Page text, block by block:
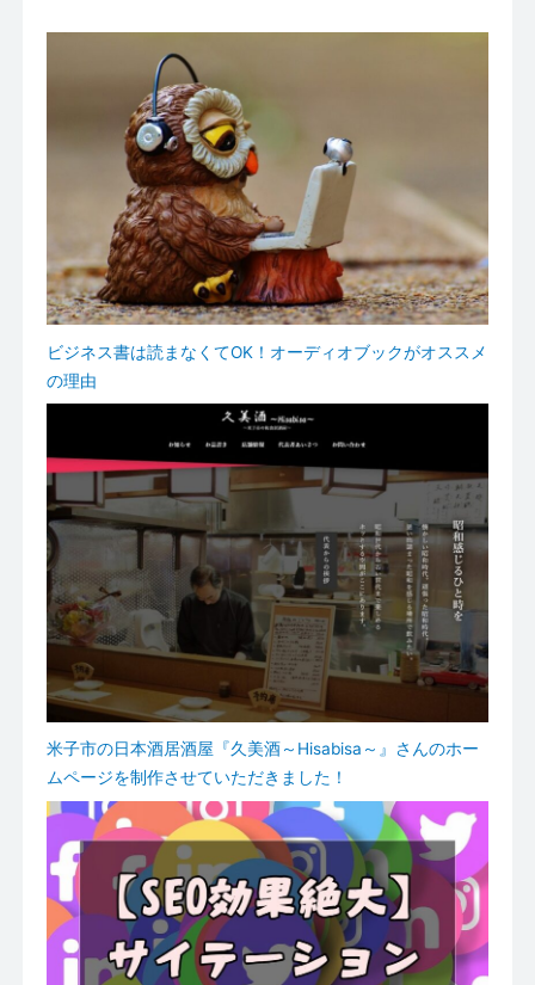
ビジネス書は読まなくてOK！オーディオブックがオススメ
の理由
米子市の日本酒居酒屋『久美酒～Hisabisa～』さんのホー
ムページを制作させていただきました！